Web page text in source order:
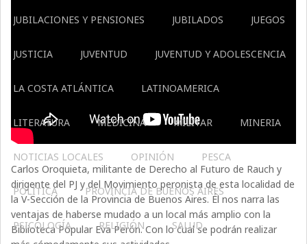
JUBILACIONES Y PENSIONES JUBILADOS JUEGOS
JUSTICIA JUVENTUD JUVENTUD Y ADOLESCENCIA
LA COSTA ATLÁNTICA LATINOAMERICA
LITERATURA MEDICINA MILITAR MINERIA
NOTICIAS LOCALES OPINIÓN PESCA
POLÍTICA PROVINCIA DE BUENOS AIRES
PSICOLOGÍA RELIGIÓN SALUD
Carlos Oroquieta, militante de Derecho al Futuro de Rauch y
dirigente del PJ y del Movimiento peronista de esta localidad de
la V-Sección de la Provincia de Buenos Aires. Él nos narra las
ventajas de haberse mudado a un local más amplio con la
Biblioteca Popular Eva Perón. Con lo cual se podrán realizar